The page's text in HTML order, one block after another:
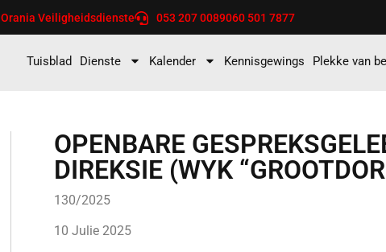
Orania Veiligheidsdienste 053 207 0089060 501 7877
Tuisblad Dienste Kalender Kennisgewings Plekke van
OPENBARE
DIREKSIE (WYK
130/2025
10 Julie 2025